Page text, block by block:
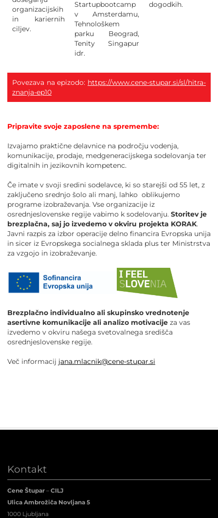
organizacijskih
in kariernih
ciljev.
Startupbootcamp
v Amsterdamu,
Tehnološkem
parku Beograd,
Tenity Singapur
idr.
dogodkih.
Povezava na epizodo: https://www.cene-stupar.si/sl/hitra-
znanja-ep10
Pripravite svoje zaposlene na spremembe:
Izvajamo praktične delavnice na področju vodenja,
komunikacije, prodaje, medgeneracijskega sodelovanja ter
digitalnih in jezikovnih kompetenc.
Če imate v svoji sredini sodelavce, ki so starejši od 55 let, z
zaključeno srednjo šolo ali manj, lahko oblikujemo
programe izobraževanja. Vse organizacije iz
osrednjeslovenske regije vabimo k sodelovanju. Storitev je
brezplačna, saj jo izvedemo v okviru projekta KORAK.
Javni razpis za izbor operacije delno financira Evropska unija
in sicer iz Evropskega socialnega sklada plus ter Ministrstva
za vzgojo in izobraževanje.
Brezplačno individualno ali skupinsko vrednotenje
asertivne komunikacije ali analizo motivacije za vas
izvedemo v okviru našega svetovalnega središča
osrednjeslovenske regije.
Več informacij jana.mlacnik@cene-stupar.si
Kontakt
Cene Štupar – CILJ
Ulica Ambrožiča Novljana 5
1000 Ljubljana